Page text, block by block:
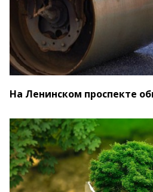
На Ленинском проспекте